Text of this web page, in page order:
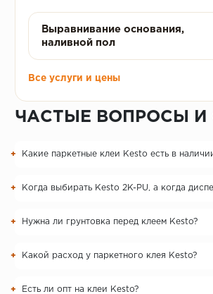
Выравнивание основания,
наливной пол
Все услуги и цены
ЧАСТЫЕ ВОПРОСЫ И
Какие паркетные клеи Kesto есть в
Когда выбирать Kesto 2K-PU, а когда
Нужна ли грунтовка перед клеем Kesto?
Какой расход у паркетного клея Kesto?
Есть ли опт на клеи Kesto?